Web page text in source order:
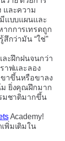
และความ
แบบแผนและ
กการเทรดถูก
กว่ามัน “ใช่”
ละฝึกฝนจนกว่า
าฟและลอง
าขึ้นหรือขาลง
ม ยิ่งคุณฝึกมาก
มชาติมากขึ้น
Academy!
พิ่มเติมใน